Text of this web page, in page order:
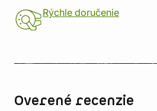
Rýchle doručenie
Overené recenzie